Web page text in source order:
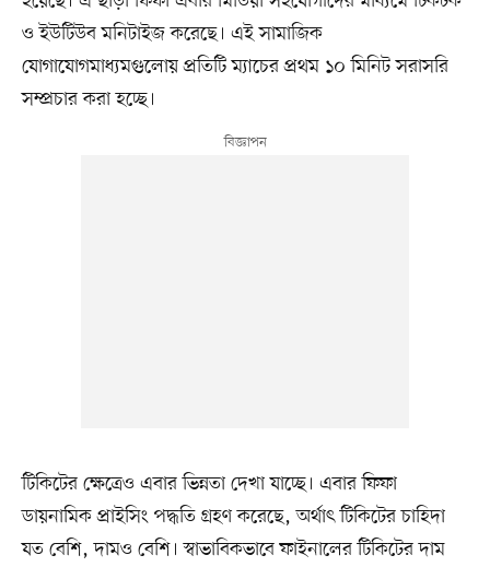
ও ইউটিউব মনিটাইজ করেছে। এই সামাজিক
যোগাযোগমাধ্যমগুলোয় প্রতিটি ম্যাচের প্রথম ১০ মিনিট সরাসরি
সম্প্রচার করা হচ্ছে।
টিকিটের ক্ষেত্রেও এবার ভিন্নতা দেখা যাচ্ছে। এবার ফিফা
ডায়নামিক প্রাইসিং পদ্ধতি গ্রহণ করেছে, অর্থাৎ টিকিটের চাহিদা
যত বেশি, দামও বেশি। স্বাভাবিকভাবে ফাইনালের টিকিটের দাম